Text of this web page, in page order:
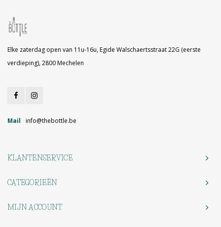
Elke zaterdag open van 11u-16u, Egide Walschaertsstraat 22G (eerste
verdieping), 2800 Mechelen
Mail info@thebottle.be
KLANTENSERVICE
CATEGORIEËN
MIJN ACCOUNT